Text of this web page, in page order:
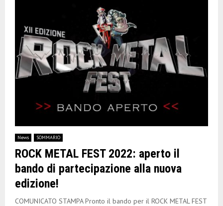
News SOMMARIO
ROCK METAL FEST 2022: aperto il
bando di partecipazione alla nuova
edizione!
COMUNICATO STAMPA Pronto il bando per il ROCK METAL FEST